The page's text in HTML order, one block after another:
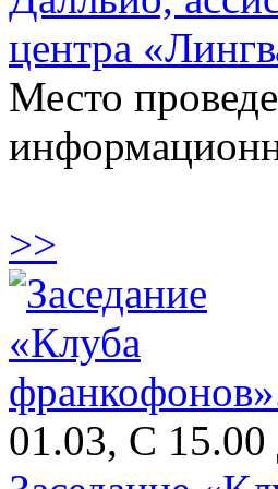
центра
Место
>>
01.03, С 15.00